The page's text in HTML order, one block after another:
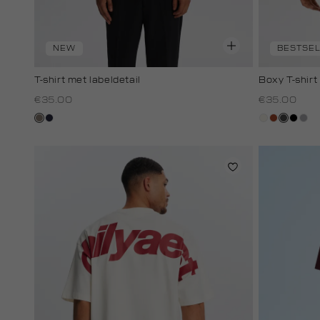
NEW
T-shirt met labeldetail
€35.00
kleiblauw,
Boxy T-
€35.00
creme,
bruinzwart
grijs,